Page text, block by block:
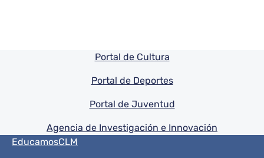
Pie de pagina información
Portal de Cultura
Portal de Deportes
Portal de Juventud
Agencia de Investigación e Innovación
Menú del pie
EducamosCLM